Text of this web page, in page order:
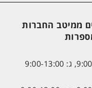
ממיטב החברות